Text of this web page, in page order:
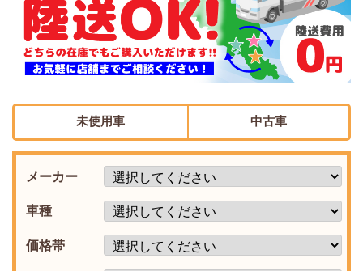
未使用車 中古車
メーカー
車種
価格帯